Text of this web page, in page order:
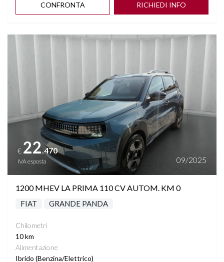
CONFRONTA
RICHIEDI INFO
€ 22.470
IVA esposta 09/2025
1200 MHEV LA PRIMA 110 CV AUTOM. KM 0
FIAT GRANDE PANDA
Chilometri
10 km
Alimentazione
Ibrido (Benzina/Elettrico)